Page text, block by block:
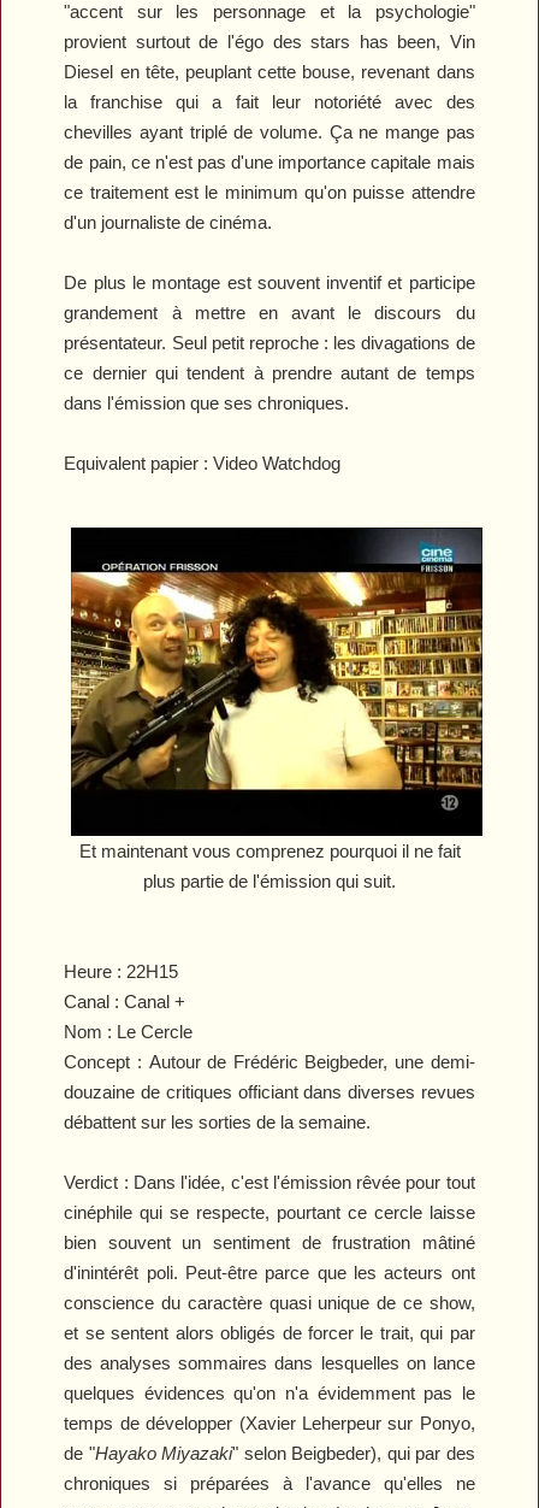
"accent sur les personnage et la psychologie"
provient surtout de l'égo des stars has been, Vin
Diesel en tête, peuplant cette bouse, revenant dans
la franchise qui a fait leur notoriété avec des
chevilles ayant triplé de volume. Ça ne mange pas
de pain, ce n'est pas d'une importance capitale mais
ce traitement est le minimum qu'on puisse attendre
d'un journaliste de cinéma.
De plus le montage est souvent inventif et participe
grandement à mettre en avant le discours du
présentateur. Seul petit reproche : les divagations de
ce dernier qui tendent à prendre autant de temps
dans l'émission que ses chroniques.
Equivalent papier : Video Watchdog
Et maintenant vous comprenez pourquoi il ne fait
plus partie de l'émission qui suit.
Heure : 22H15
Canal :Canal +
Nom : Le Cercle
Concept : Autour de Frédéric Beigbeder, une demi-
douzaine de critiques officiant dans diverses revues
débattent sur les sorties de la semaine.
Verdict : Dans l'idée, c'est l'émission rêvée pour tout
cinéphile qui se respecte, pourtant ce cercle laisse
bien souvent un sentiment de frustration mâtiné
d'inintérêt poli. Peut-être parce que les acteurs ont
conscience du caractère quasi unique de ce show,
et se sentent alors obligés de forcer le trait, qui par
des analyses sommaires dans lesquelles on lance
quelques évidences qu'on n'a évidemment pas le
temps de développer (Xavier Leherpeur sur Ponyo,
de "Hayako Miyazaki" selon Beigbeder), qui par des
chroniques si préparées à l'avance qu'elles ne